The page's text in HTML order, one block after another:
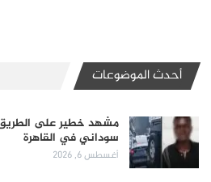
أحدث الموضوعات
مشهد خطير على
سوداني في القاهرة
أغسطس 6, 2026